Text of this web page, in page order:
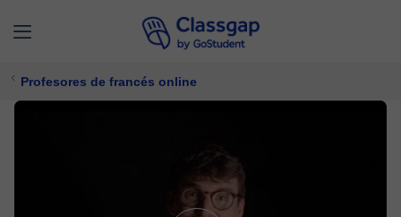
Profesores de francés online